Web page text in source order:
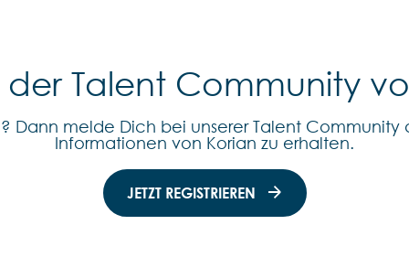
der Talent Community
Dann melde Dich bei unserer Talent
Informationen von Korian zu erhalten.
JETZT REGISTRIEREN